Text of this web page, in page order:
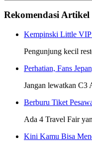
Rekomendasi Artikel
Kempinski Little VIP
Pengunjung kecil
Perhatian, Fans
Jangan lewatkan C3
Berburu Tiket
Ada 4 Travel Fair
Kini Kamu Bisa